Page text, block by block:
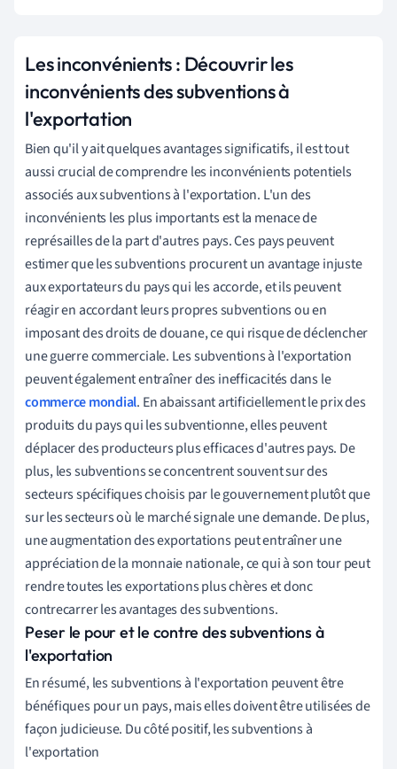
Les inconvénients : Découvrir les
inconvénients des subventions à
l'exportation
Bien qu'il y ait quelques avantages significatifs, il est tout
aussi crucial de comprendre les inconvénients potentiels
associés aux subventions à l'exportation. L'un des
inconvénients les plus importants est la menace de
représailles de la part d'autres pays. Ces pays peuvent
estimer que les subventions procurent un avantage injuste
aux exportateurs du pays qui les accorde, et ils peuvent
réagir en accordant leurs propres subventions ou en
imposant des droits de douane, ce qui risque de déclencher
une guerre commerciale. Les subventions à l'exportation
peuvent également entraîner des inefficacités dans le
commerce mondial. En abaissant artificiellement le prix des
produits du pays qui les subventionne, elles peuvent
déplacer des producteurs plus efficaces d'autres pays. De
plus, les subventions se concentrent souvent sur des
secteurs spécifiques choisis par le gouvernement plutôt que
sur les secteurs où le marché signale une demande. De plus,
une augmentation des exportations peut entraîner une
appréciation de la monnaie nationale, ce qui à son tour peut
rendre toutes les exportations plus chères et donc
contrecarrer les avantages des subventions.
Peser le pour et le contre des subventions à
l'exportation
En résumé, les subventions à l'exportation peuvent être
bénéfiques pour un pays, mais elles doivent être utilisées de
façon judicieuse. Du côté positif, les subventions à
l'exportation